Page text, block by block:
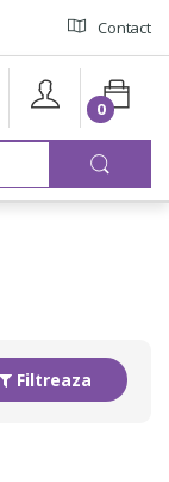
Contact
0
Filtreaza